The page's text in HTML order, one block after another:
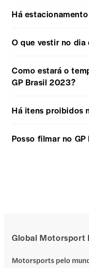
Há
O que vestir no dia
Como estará o
GP Brasil 2023?
Há itens proibidos
Posso filmar no GP
Global Motorsport
Motorsports pelo